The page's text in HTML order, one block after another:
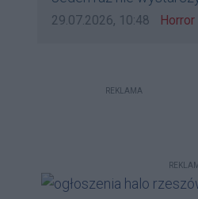
bo to zagorzali pisowcy
go zatrzymać?
Data dodania komentarza:
29.07.2026, 10:48 Horror w gminie Łańcut. Mieszkaniec Rzeszowa
REKLAMA